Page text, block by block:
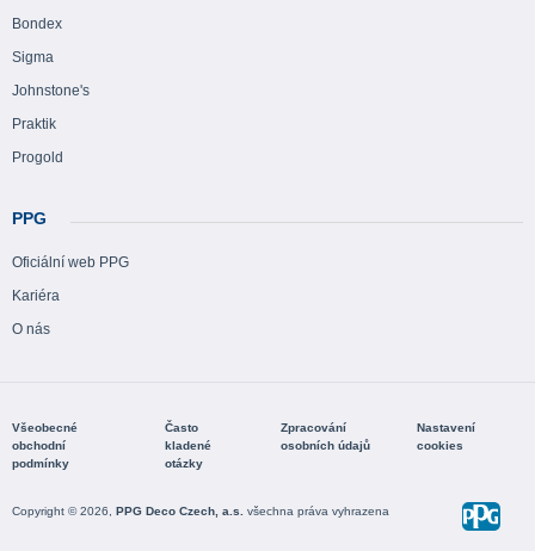
Bondex
Sigma
Johnstone's
Praktik
Progold
PPG
Oficiální web PPG
Kariéra
O nás
Všeobecné
obchodní
podmínky
Často
kladené
otázky
Zpracování
osobních údajů
Nastavení
cookies
Copyright © 2026, PPG Deco Czech, a.s. všechna práva vyhrazena